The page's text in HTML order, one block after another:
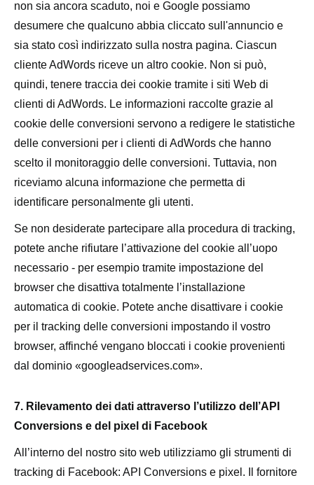
non sia ancora scaduto, noi e Google possiamo
desumere che qualcuno abbia cliccato sull'annuncio e
sia stato così indirizzato sulla nostra pagina. Ciascun
cliente AdWords riceve un altro cookie. Non si può,
quindi, tenere traccia dei cookie tramite i siti Web di
clienti di AdWords. Le informazioni raccolte grazie al
cookie delle conversioni servono a redigere le statistiche
delle conversioni per i clienti di AdWords che hanno
scelto il monitoraggio delle conversioni. Tuttavia, non
riceviamo alcuna informazione che permetta di
identificare personalmente gli utenti.
Se non desiderate partecipare alla procedura di tracking,
potete anche rifiutare l’attivazione del cookie all’uopo
necessario - per esempio tramite impostazione del
browser che disattiva totalmente l’installazione
automatica di cookie. Potete anche disattivare i cookie
per il tracking delle conversioni impostando il vostro
browser, affinché vengano bloccati i cookie provenienti
dal dominio «googleadservices.com».
7. Rilevamento dei dati attraverso l’utilizzo dell’API
Conversions e del pixel di Facebook
All’interno del nostro sito web utilizziamo gli strumenti di
tracking di Facebook: API Conversions e pixel. Il fornitore